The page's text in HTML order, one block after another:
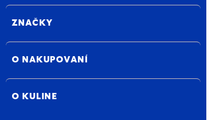
ZNAČKY
O NAKUPOVANÍ
O KULINE